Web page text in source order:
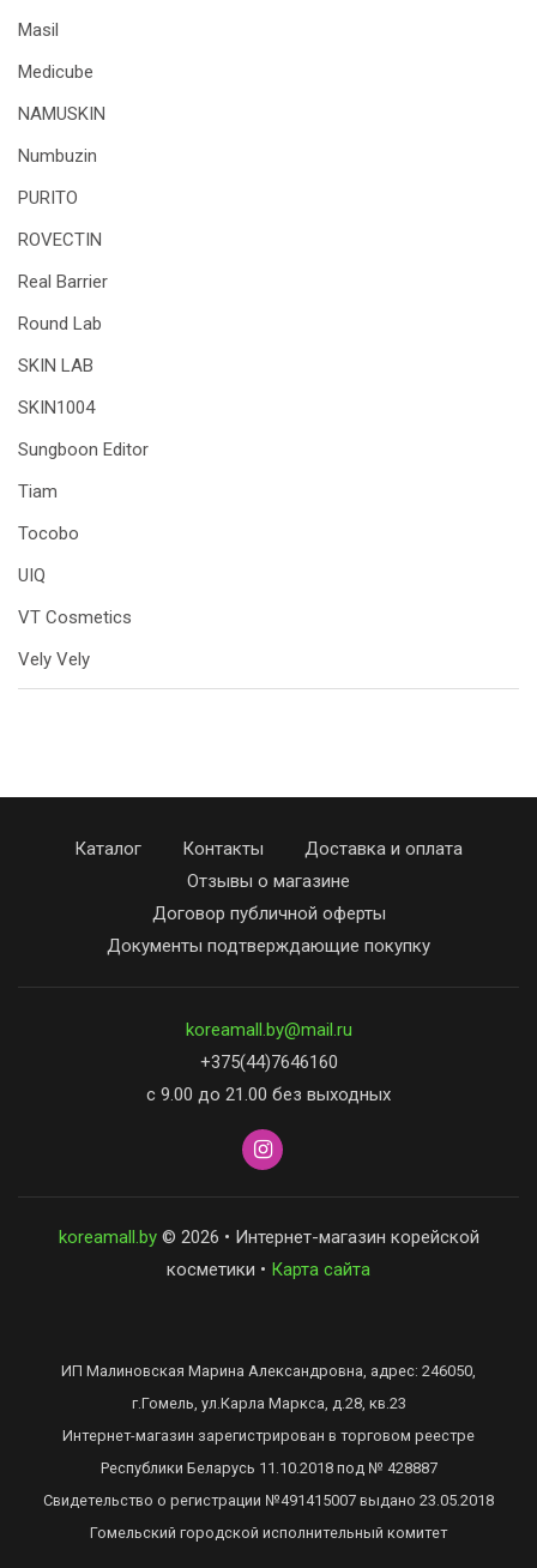
Masil
Medicube
NAMUSKIN
Numbuzin
PURITO
ROVECTIN
Real Barrier
Round Lab
SKIN LAB
SKIN1004
Sungboon Editor
Tiam
Tocobo
UIQ
VT Cosmetics
Vely Vely
Каталог Контакты
Доставка и оплата
Отзывы о магазине
Договор публичной оферты
Документы подтверждающие покупку
koreamall.by@mail.ru
+375(44)7646160
с 9.00 до 21.00 без выходных
koreamall.by© 2026 • Интернет-магазин корейской
косметики • Карта сайта
ИП Малиновская Марина Александровна, адрес: 246050,
г.Гомель, ул.Карла Маркса, д.28, кв.23
Интернет-магазин зарегистрирован в торговом реестре
Республики Беларусь 11.10.2018 под № 428887
Свидетельство о регистрации №491415007 выдано 23.05.2018
Гомельский городской исполнительный комитет